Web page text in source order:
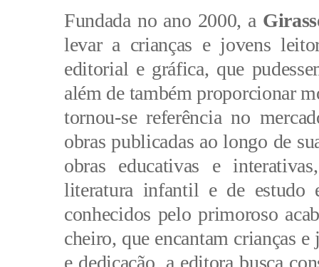
Fundada no ano 2000, a
levar a crianças e jovens
editorial e gráfica, que
além de também proporcionar
tornou-se referência no
obras publicadas ao longo de
obras educativas e
literatura infantil e de estudo
conhecidos pelo primoroso
cheiro, que encantam crianças
e dedicação, a editora busca